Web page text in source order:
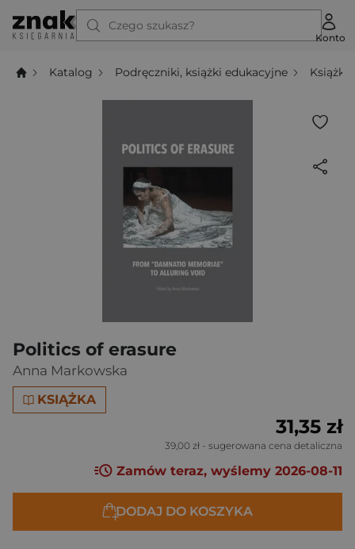
Czego szukasz?
Konto
Katalog Podręczniki, książki edukacyjne Książki
Politics of erasure
Anna Markowska
KSIĄŻKA
31,35 zł
39,00 zł - sugerowana cena detaliczna
Zamów teraz, wyślemy 2026-08-11
DODAJ DO KOSZYKA